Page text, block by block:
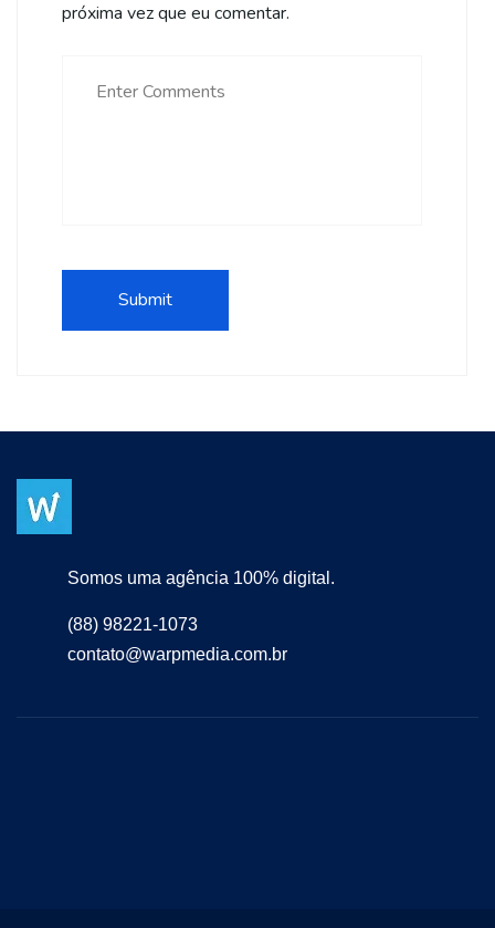
próxima vez que eu comentar.
Somos uma agência 100% digital.
(88) 98221-1073
contato@warpmedia.com.br